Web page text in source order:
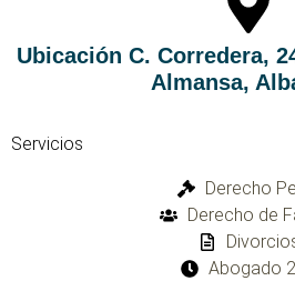
Ubicación C. Corredera,
Almansa,
Servicios
Derecho
Derecho de
Abogado